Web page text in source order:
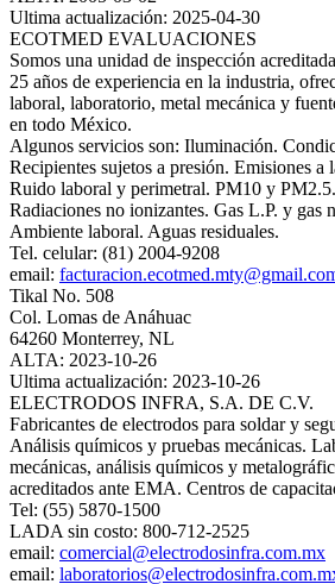
Ultima actualización: 2025-04-30
ECOTMED EVALUACIONES
Somos una unidad de inspección
25 años de experiencia en la industria,
laboral, laboratorio, metal mecánica y
en todo México.
Algunos servicios son: Iluminación.
Recipientes sujetos a presión. Emisiones a
Ruido laboral y perimetral. PM10 y
Radiaciones no ionizantes. Gas L.P. y gas
Ambiente laboral. Aguas residuales.
Tel. celular: (81) 2004-9208
email:
Tikal No. 508
Col. Lomas de Anáhuac
64260 Monterrey, NL
ALTA: 2023-10-26
Ultima actualización: 2023-10-26
ELECTRODOS INFRA, S.A. DE C.V.
Fabricantes de electrodos para soldar y
Análisis químicos y pruebas mecánicas.
mecánicas, análisis químicos y
acreditados ante EMA. Centros de
Tel: (55) 5870-1500
LADA sin costo: 800-712-2525
email: comercial@electrodosinfra.com.mx
email: